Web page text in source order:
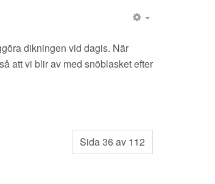
dikningen vid dagis. När
att vi blir av med snöblasket efter
Sida 36 av 112